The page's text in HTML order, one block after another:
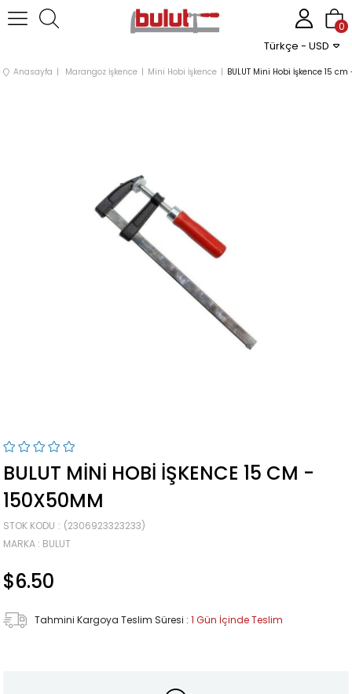
Türkçe - USD
0
Anasayfa Marangoz İşkence Mini Hobi İşkence BULUT Mini Hobi İşkence 15
BULUT MINI HOBI İŞKENCE 15 CM -
150X50MM
STOK KODU
(2306923323233)
MARKA : BULUT
$6.50
Tahmini Kargoya Teslim Süresi : 1 Gün İçinde Teslim